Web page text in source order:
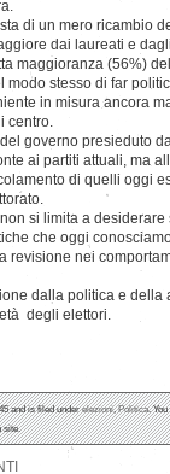
di un mero ricambio
dai laureati e
maggioranza (56%)
modo stesso di far
in misura ancora
centro.
governo presieduto
ai partiti attuali, ma
di quelli oggi
si limita a
che oggi
revisione nei
dalla politica e
degli elettori.
and is filed underelezioni,Politica.
site.